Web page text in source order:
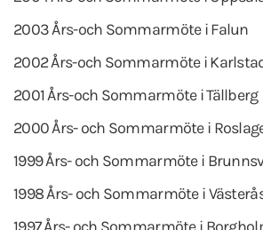
2003 Års-och Sommarmöte i Falun
2002 Års-och Sommarmöte i
2001 Års-och Sommarmöte i Tällberg
2000 Års- och Sommarmöte i
1999 Års- och Sommarmöte i
1998 Års- och Sommarmöte i